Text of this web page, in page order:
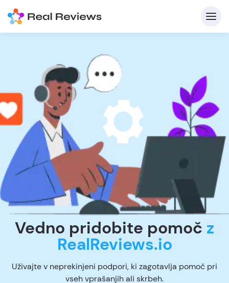
Vedno pridobite pomoč z
RealReviews.io
Uživajte v neprekinjeni podpori, ki zagotavlja pomoč pri
vseh vprašanjih ali skrbeh.